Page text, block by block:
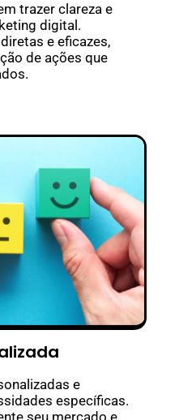
trazer clareza e
digital.
e eficazes,
de ações que
e
específicas.